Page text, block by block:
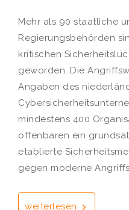
Mehr als 90 staatliche
Regierungsbehörden
kritischen
geworden. Die
Angaben des
mindestens 400
offenbaren ein
etablierte
gegen moderne
weiterlesen